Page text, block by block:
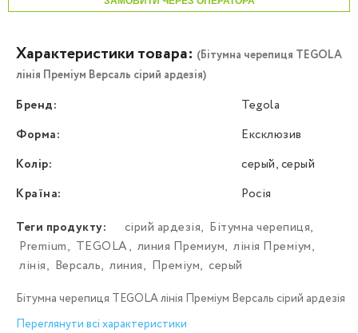
Характеристики товара: (Бітумна черепиця TEGOLA
лінія Преміум Версаль сірий ардезія)
Бренд:
Tegola
Форма:
Ексклюзив
Колір:
серый, серый
Країна:
Росія
Теги продукту:
сірий ардезія, Бітумна черепиця,
Premium, TEGOLA, линия Премиум, лінія Преміум,
лінія, Версаль, линия, Преміум, серый
Бітумна черепиця TEGOLA лінія Преміум Версаль сірий ардезія
Переглянути всі характеристики